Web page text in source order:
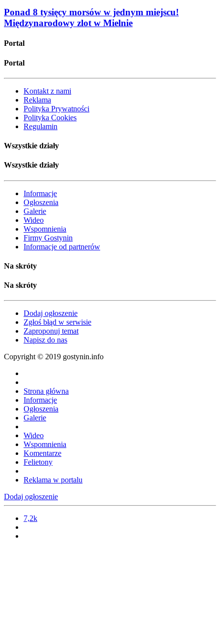
Ponad 8 tysięcy morsów w jednym miejscu!
Międzynarodowy zlot w Mielnie
Portal
Portal
Kontakt z nami
Reklama
Polityka Prywatności
Polityka Cookies
Regulamin
Wszystkie działy
Wszystkie działy
Informacje
Ogłoszenia
Galerie
Wideo
Wspomnienia
Firmy Gostynin
Informacje od partnerów
Na skróty
Na skróty
Dodaj ogłoszenie
Zgłoś błąd w serwisie
Zaproponuj temat
Napisz do nas
Copyright © 2019 gostynin.info
Strona główna
Informacje
Ogłoszenia
Galerie
Wideo
Wspomnienia
Komentarze
Felietony
Reklama w portalu
Dodaj ogłoszenie
7,2k